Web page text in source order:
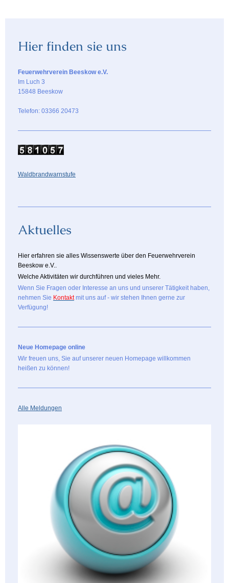
Hier finden sie uns
Feuerwehrverein Beeskow e.V.
Im Luch 3
15848 Beeskow
Telefon: 03366 20473
Waldbrandwarnstufe
Aktuelles
Hier erfahren sie alles Wissenswerte über den Feuerwehrverein
Beeskow e.V..
Welche Aktivitäten wir durchführen und vieles Mehr.
Wenn Sie Fragen oder Interesse an uns und unserer Tätigkeit haben,
nehmen Sie Kontaktmit uns auf - wir stehen Ihnen gerne zur
Verfügung!
Neue Homepage online
Wir freuen uns, Sie auf unserer neuen Homepage willkommen
heißen zu können!
Alle Meldungen